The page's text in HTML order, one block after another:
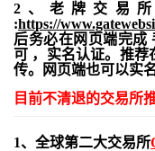
2、老牌交易
:https://
后务必在网页端完成
可 ，实名认证。推荐
传。网页端也可以实
目前不清退的交易所推
1、全球第二大交易所